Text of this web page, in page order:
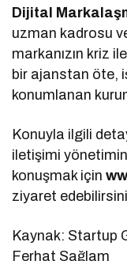
Dijital
uzman kadrosu
markanızın kriz
bir ajanstan öte,
konumlanan
Konuyla ilgili
iletişimi
konuşmak için
ziyaret
Kaynak: Startup
Ferhat Sağlam